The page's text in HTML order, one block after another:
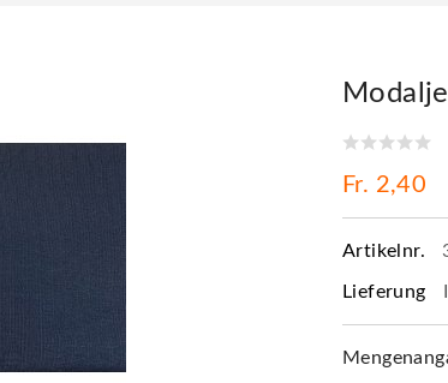
Fr. 2,40
Artikelnr.
Lieferung